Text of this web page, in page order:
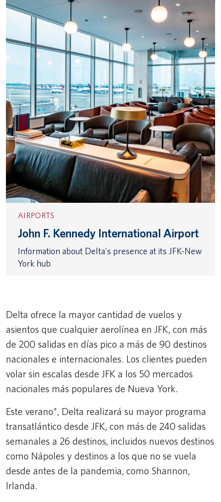
AIRPORTS
John F. Kennedy International Airport
Information about Delta's presence at its JFK-New
York hub
Delta ofrece la mayor cantidad de vuelos y
asientos que cualquier aerolínea en JFK, con más
de 200 salidas en días pico a más de 90 destinos
nacionales e internacionales. Los clientes pueden
volar sin escalas desde JFK a los 50 mercados
nacionales más populares de Nueva York.
Este verano*, Delta realizará su mayor programa
transatlántico desde JFK, con más de 240 salidas
semanales a 26 destinos, incluidos nuevos destinos
como Nápoles y destinos a los que no se vuela
desde antes de la pandemia, como Shannon,
Irlanda.